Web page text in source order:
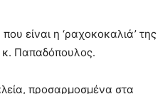
είναι η ‘ραχοκοκαλιά’ της
κ. Παπαδόπουλος.
προσαρμοσμένα στα